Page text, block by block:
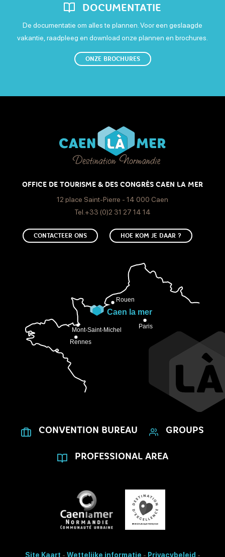
Open
Vrijdag
Zondag
Open
DOCUMENTATIE
De documentatie om alles te plannen. Voor een geslaagde
vakantie, raadpleeg en download onze plannen en brochures.
ONZE BROCHURES
OFFICE DE TOURISME & DES CONGRÈS CAEN LA MER
12 place Saint-Pierre - 14 000 Caen
Tel.+33 (0)2 31 27 14 14
CONTACTEER ONS HOE KOM JE DAAR ?
CONVENTION BUREAU GROUPS
PROFESSIONAL AREA
Site Kaart - Wettelijke informatie - Privacybeleid -